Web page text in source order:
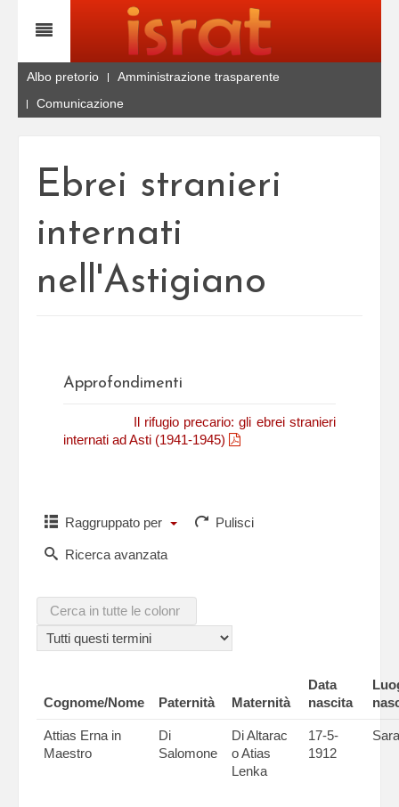
Albo pretorio
Amministrazione trasparente
Comunicazione
Ebrei stranieri
internati
nell'Astigiano
Approfondimenti
Il rifugio precario: gli ebrei stranieri
internati ad Asti (1941-1945)
Raggruppato per Pulisci
Ricerca avanzata
Cognome/Nome Paternità Maternità
Data
nascita
Attias Erna in
Maestro
Di
Salomone
Di Altarac
o Atias
Lenka
17-5-
1912